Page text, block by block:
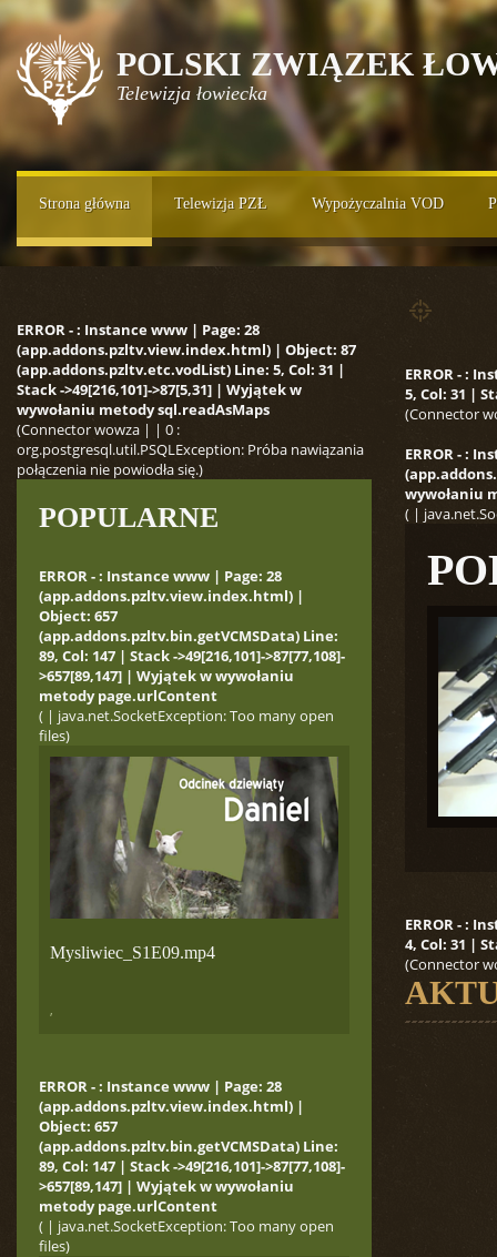
POLSKI ZWIĄZEK
Telewizja łowiecka
Strona główna Telewizja PZŁ Wypożyczalnia VOD
ERROR - : Instance www | Page: 28
(app.addons.pzltv.view.index.html) | Object: 87
(app.addons.pzltv.etc.vodList) Line: 5, Col: 31 |
Stack ->49[216,101]->87[5,31] | Wyjątek w
wywołaniu metody sql.readAsMaps
(Connector wowza | | 0 :
org.postgresql.util.PSQLException: Próba nawiązania
połączenia nie powiodła się.)
POPULARNE
ERROR - : Instance www | Page: 28
(app.addons.pzltv.view.index.html) |
Object: 657
(app.addons.pzltv.bin.getVCMSData) Line:
89, Col: 147 | Stack ->49[216,101]->87[77,108]-
>657[89,147] | Wyjątek w wywołaniu
metody page.urlContent
( | java.net.SocketException: Too many open
files)
Mysliwiec_S1E09.mp4
,
ERROR - : Instance www | Page: 28
(app.addons.pzltv.view.index.html) |
Object: 657
(app.addons.pzltv.bin.getVCMSData) Line:
89, Col: 147 | Stack ->49[216,101]->87[77,108]-
>657[89,147] | Wyjątek w wywołaniu
metody page.urlContent
( | java.net.SocketException: Too many open
files)
ERROR - :
5, Col: 31 |
(Connector
ERROR - :
wywołaniu
( |
ERROR - :
4, Col: 31 |
(Connector